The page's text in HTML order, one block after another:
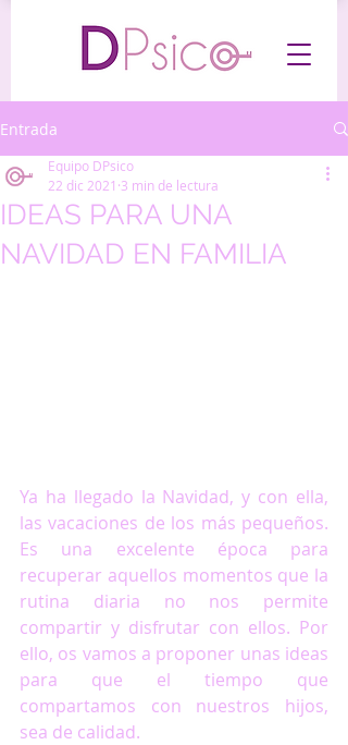
Entrada
IDEAS PARA UNA
NAVIDAD EN FAMILIA
Equipo DPsico
22 dic 2021 3 min de lectura
Ya ha llegado la Navidad, y con ella,
las vacaciones de los más pequeños.
Es una excelente época para
recuperar aquellos momentos que la
rutina diaria no nos permite
compartir y disfrutar con ellos. Por
ello, os vamos a proponer unas ideas
para que el tiempo que
compartamos con nuestros hijos,
sea de calidad.